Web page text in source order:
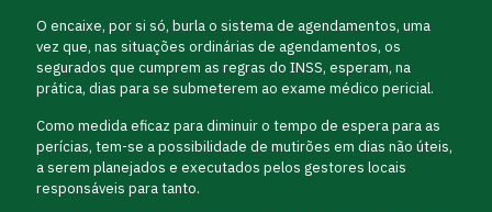
O encaixe, por si só, burla o sistema de agendamentos, uma
vez que, nas situações ordinárias de agendamentos, os
segurados que cumprem as regras do INSS, esperam, na
prática, dias para se submeterem ao exame médico pericial.
Como medida eficaz para diminuir o tempo de espera para as
perícias, tem-se a possibilidade de mutirões em dias não úteis,
a serem planejados e executados pelos gestores locais
responsáveis para tanto.